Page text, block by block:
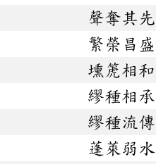
聲奪其先
繁榮昌盛
壎箎相和
繆種相承
繆種流傳
蓬萊弱水